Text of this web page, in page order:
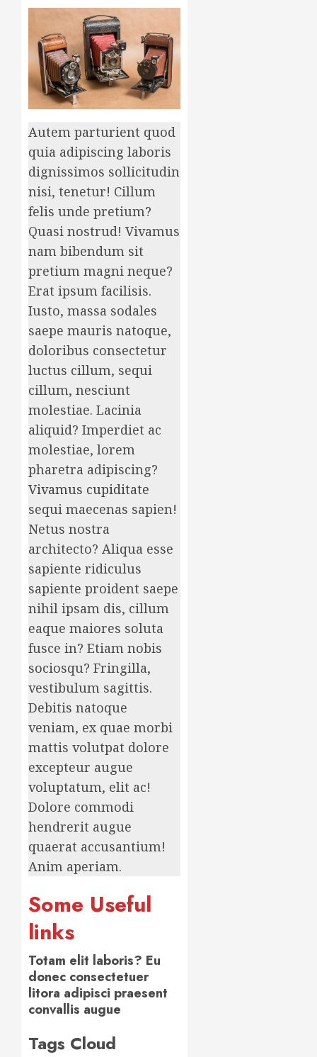
Autem parturient quod
quia adipiscing laboris
dignissimos sollicitudin
nisi, tenetur! Cillum
felis unde pretium?
Quasi nostrud! Vivamus
nam bibendum sit
pretium magni neque?
Erat ipsum facilisis.
Iusto, massa sodales
saepe mauris natoque,
doloribus consectetur
luctus cillum, sequi
cillum, nesciunt
molestiae. Lacinia
aliquid? Imperdiet ac
molestiae, lorem
pharetra adipiscing?
Vivamus cupiditate
sequi maecenas sapien!
Netus nostra
architecto? Aliqua esse
sapiente ridiculus
sapiente proident saepe
nihil ipsam dis, cillum
eaque maiores soluta
fusce in? Etiam nobis
sociosqu? Fringilla,
vestibulum sagittis.
Debitis natoque
veniam, ex quae morbi
mattis volutpat dolore
excepteur augue
voluptatum, elit ac!
Dolore commodi
hendrerit augue
quaerat accusantium!
Anim aperiam.
Some Useful
links
Totam elit laboris? Eu
donec consectetuer
litora adipisci praesent
convallis augue
Tags Cloud